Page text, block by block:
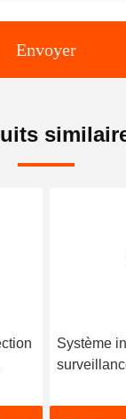
Envoyer
Système
d'attaque